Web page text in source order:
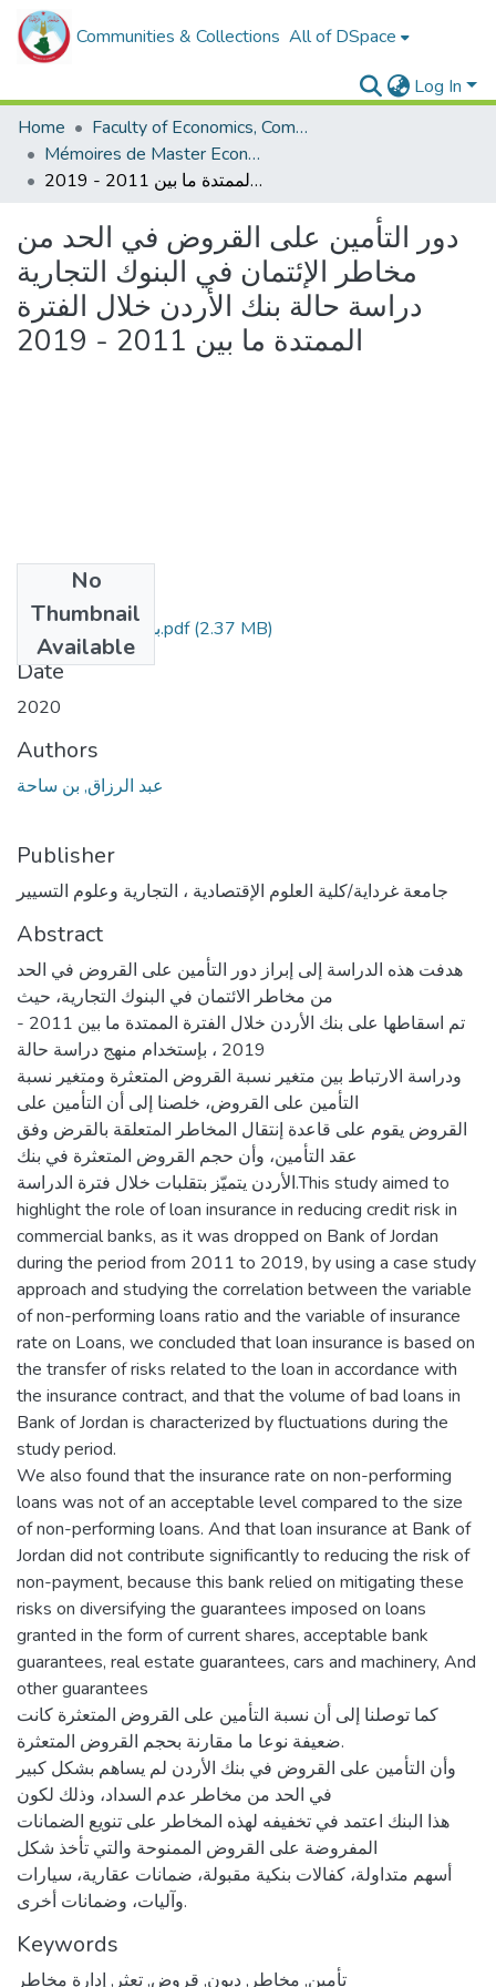
Communities & Collections All of DSpace
Log In
Home
Faculty of Economics, Commercial Sciences and Management Sciences
Mémoires de Master Economie
دور التأمين على القروض في الحد من مخاطر الإئتمان في البنوك التجارية دراسة حالة بنك الأردن خلال الفترة الممتدة ما بين 2011 - 2019
دور التأمين على القروض في الحد من
مخاطر الإئتمان في البنوك التجارية
دراسة حالة بنك الأردن خلال الفترة
الممتدة ما بين 2011 - 2019
No
Thumbnail
Available
بن ساحة عبد الرزاق.pdf(2.37 MB)
Date
2020
Authors
عبد الرزاق, بن ساحة
Publisher
جامعة غرداية/كلية العلوم الإقتصادية ، التجارية وعلوم التسيير
Abstract
هدفت هذه الدراسة إلى إبراز دور التأمين على القروض في الحد
من مخاطر الائتمان في البنوك التجارية، حيث
تم اسقاطها على بنك الأردن خلال الفترة الممتدة ما بين 2011 -
2019 ، بإستخدام منهج دراسة حالة
ودراسة الارتباط بين متغير نسبة القروض المتعثرة ومتغير نسبة
التأمين على القروض، خلصنا إلى أن التأمين على
القروض يقوم على قاعدة إنتقال المخاطر المتعلقة بالقرض وفق
عقد التأمين، وأن حجم القروض المتعثرة في بنك
الأردن يتميّز بتقلبات خلال فترة الدراسة.This study aimed to
highlight the role of loan insurance in reducing credit risk in
commercial banks, as it was dropped on Bank of Jordan
during the period from 2011 to 2019, by using a case study
approach and studying the correlation between the variable
of non-performing loans ratio and the variable of insurance
rate on Loans, we concluded that loan insurance is based on
the transfer of risks related to the loan in accordance with
the insurance contract, and that the volume of bad loans in
Bank of Jordan is characterized by fluctuations during the
study period.
We also found that the insurance rate on non-performing
loans was not of an acceptable level compared to the size
of non-performing loans. And that loan insurance at Bank of
Jordan did not contribute significantly to reducing the risk of
non-payment, because this bank relied on mitigating these
risks on diversifying the guarantees imposed on loans
granted in the form of current shares, acceptable bank
guarantees, real estate guarantees, cars and machinery, And
other guarantees
كما توصلنا إلى أن نسبة التأمين على القروض المتعثرة كانت
ضعيفة نوعا ما مقارنة بحجم القروض المتعثرة.
وأن التأمين على القروض في بنك الأردن لم يساهم بشكل كبير
في الحد من مخاطر عدم السداد، وذلك لكون
هذا البنك اعتمد في تخفيفه لهذه المخاطر على تنويع الضمانات
المفروضة على القروض الممنوحة والتي تأخذ شكل
أسهم متداولة، كفالات بنكية مقبولة، ضمانات عقارية، سيارات
وآليات، وضمانات أخرى.
Keywords
تأمين, مخاطر ,ديون, قروض,تعثر ,إدارة مخاطر